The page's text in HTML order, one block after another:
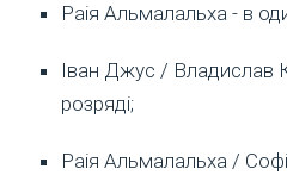
Раія Альмалальха - в
Іван Джус / Владислав
розряді;
Раія Альмалальха /